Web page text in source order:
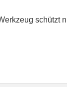
schützt